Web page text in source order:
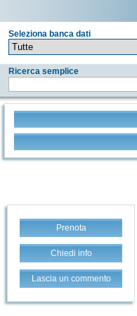
Seleziona banca dati
Ricerca semplice
Prenota
Chiedi info
Lascia un commento